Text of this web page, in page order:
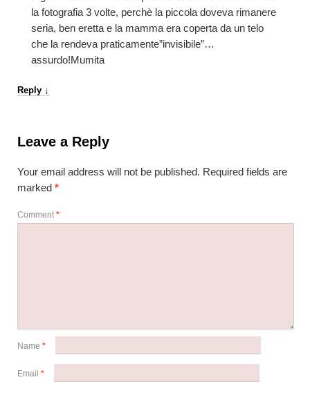
la fotografia 3 volte, perchè la piccola doveva rimanere
seria, ben eretta e la mamma era coperta da un telo
che la rendeva praticamente”invisibile”…
assurdo!Mumita
Reply ↓
Leave a Reply
Your email address will not be published. Required fields are
marked *
Comment *
Name *
Email *